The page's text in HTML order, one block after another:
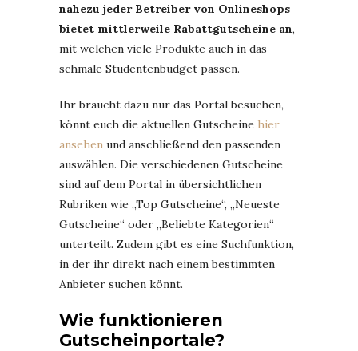
nahezu jeder Betreiber von Onlineshops
bietet mittlerweile Rabattgutscheine an,
mit welchen viele Produkte auch in das
schmale Studentenbudget passen.
Ihr braucht dazu nur das Portal besuchen,
könnt euch die aktuellen Gutscheine hier
ansehen und anschließend den passenden
auswählen. Die verschiedenen Gutscheine
sind auf dem Portal in übersichtlichen
Rubriken wie „Top Gutscheine“, „Neueste
Gutscheine“ oder „Beliebte Kategorien“
unterteilt. Zudem gibt es eine Suchfunktion,
in der ihr direkt nach einem bestimmten
Anbieter suchen könnt.
Wie funktionieren
Gutscheinportale?